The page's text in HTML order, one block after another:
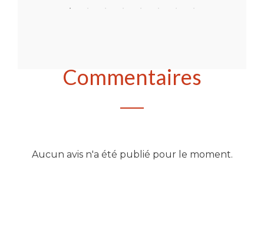
Commentaires
Aucun avis n'a été publié pour le moment.